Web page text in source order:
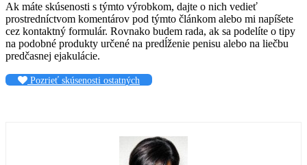
Ak máte skúsenosti s týmto výrobkom, dajte o nich vedieť
prostredníctvom komentárov pod týmto článkom alebo mi napíšete
cez kontaktný formulár. Rovnako budem rada, ak sa podelíte o tipy
na podobné produkty určené na predĺženie penisu alebo na liečbu
predčasnej ejakulácie.
Pozrieť skúsenosti ostatných